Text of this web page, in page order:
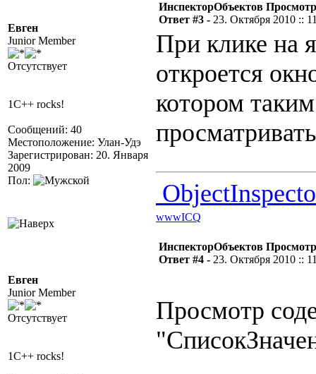
Евген
Junior Member
Отсутствует
1C++ rocks!
Сообщений: 40
Местоположение: Улан-Удэ
Зарегистрирован: 20. Января
2009
Пол:
ИнспекторОбъектов
Ответ #3 - 23. Октября 2010 ::
При клике на
откроется
котором
wwwICQ
Евген
Junior Member
Отсутствует
1C++ rocks!
ИнспекторОбъектов
Ответ #4 - 23. Октября 2010 ::
Просмотр